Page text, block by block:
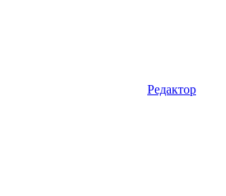
Редактор